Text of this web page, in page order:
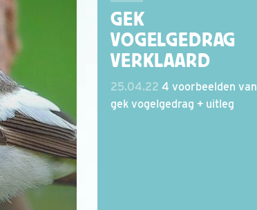
GEK
VOGELGEDRAG
VERKLAARD
25.04.22 4 voorbeelden van
gek vogelgedrag + uitleg